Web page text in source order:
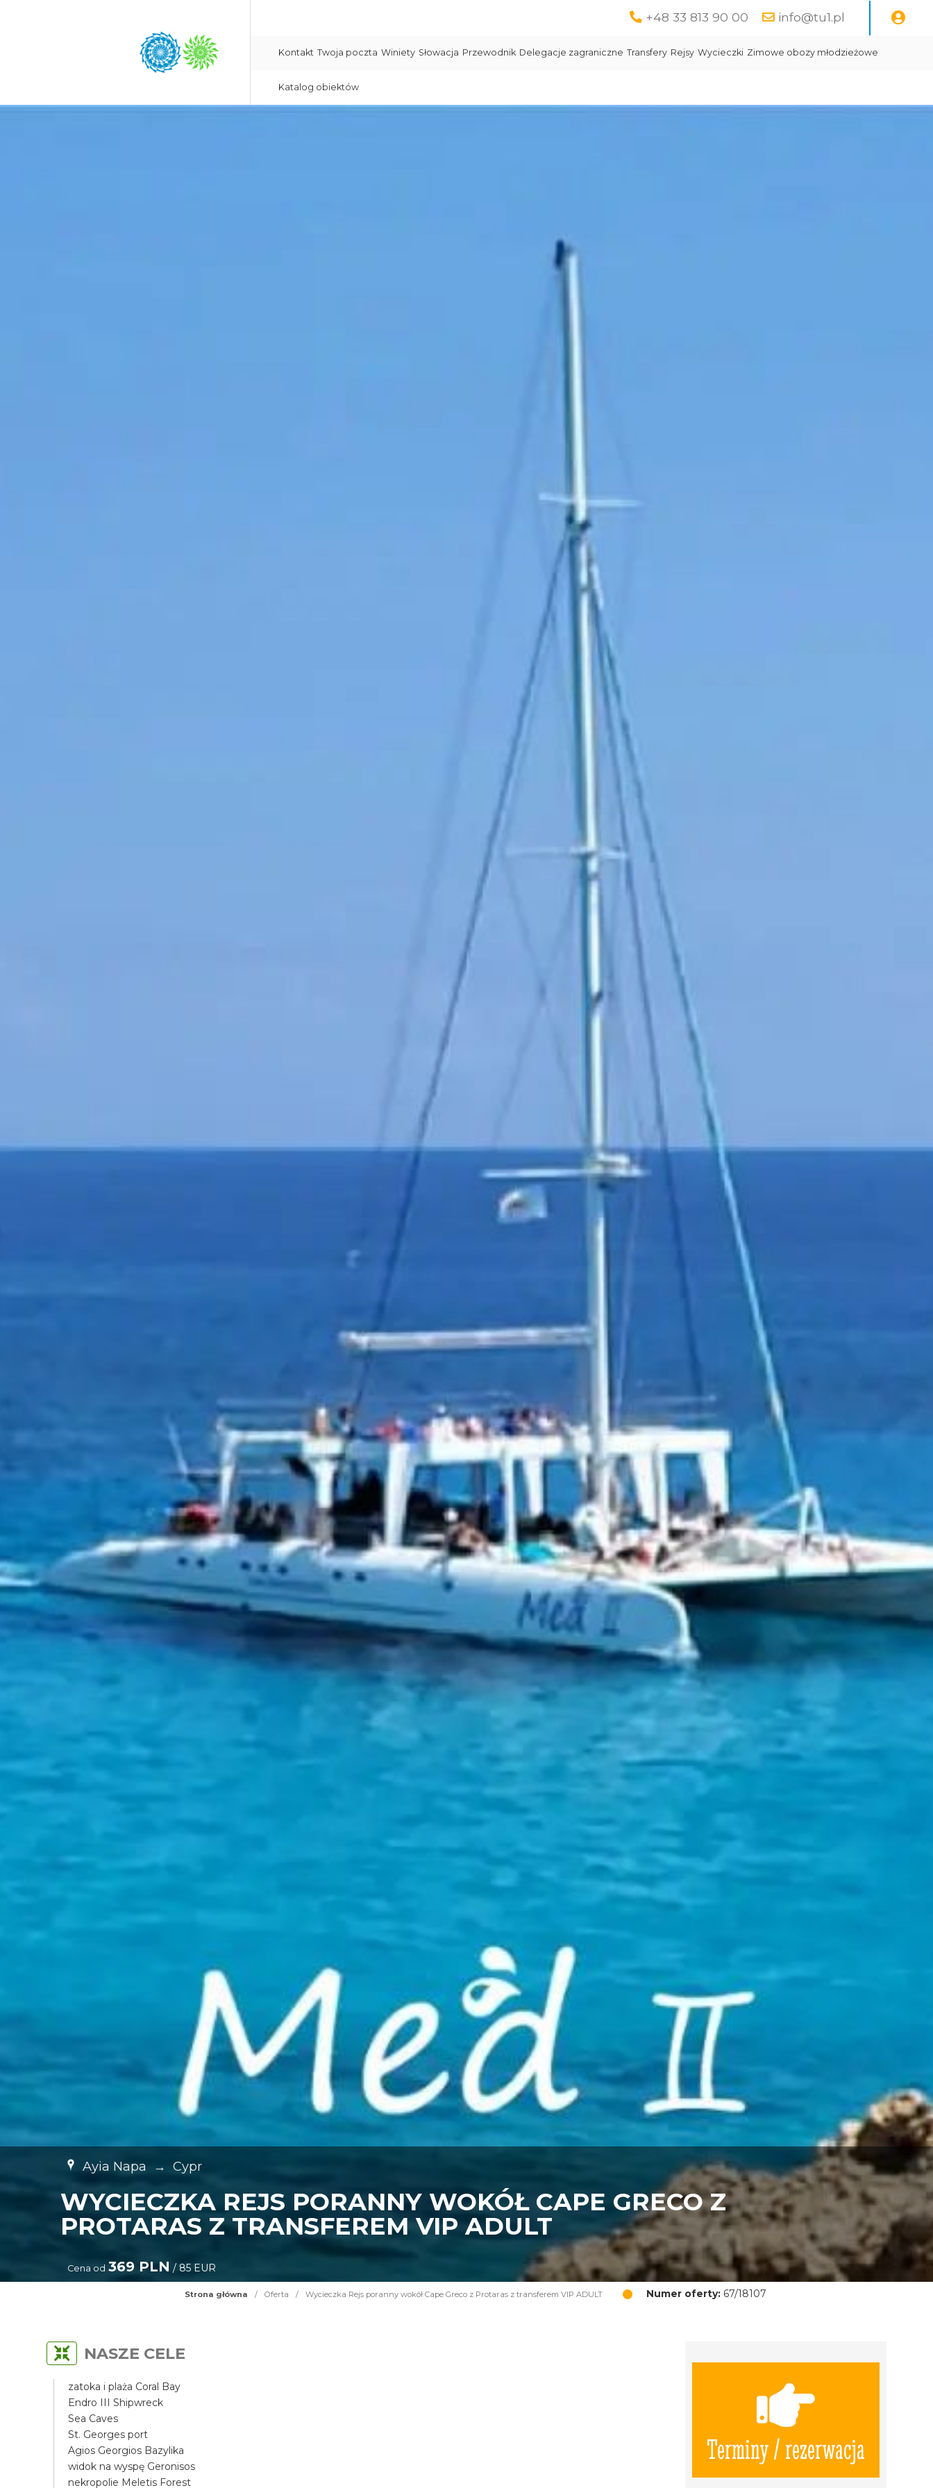
+48 33 813 90 00 info@tu1.pl
Kontakt Twoja poczta Winiety Słowacja Przewodnik Delegacje zagraniczne Transfery Rejsy Wycieczki Zimowe obozy młodzieżowe
Katalog obiektów
Ayia Napa → Cypr
WYCIECZKA REJS PORANNY WOKÓŁ CAPE GRECO Z
PROTARAS Z TRANSFEREM VIP ADULT
Cena od 369 PLN / 85 EUR
Strona główna / Oferta / Wycieczka Rejs poranny wokół Cape Greco z Protaras z transferem VIP ADULT Numer oferty:67/18107
Terminy / rezerwacja
NASZE CELE
zatoka i plaża Coral Bay
Endro III Shipwreck
Sea Caves
St. Georges port
Agios Georgios Bazylika
widok na wyspę Geronisos
nekropolie Meletis Forest